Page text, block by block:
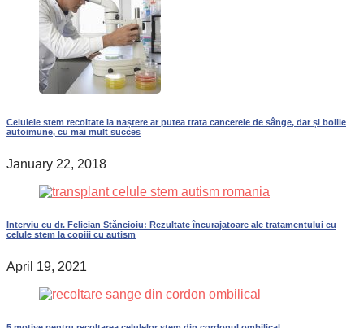
Celulele stem recoltate la naștere ar putea trata cancerele de sânge, dar și bolile
autoimune, cu mai mult succes
January 22, 2018
Interviu cu dr. Felician Stăncioiu: Rezultate încurajatoare ale tratamentului cu
celule stem la copiii cu autism
April 19, 2021